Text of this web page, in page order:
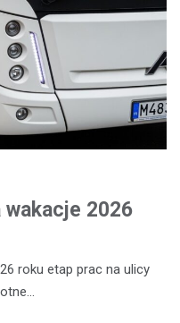
wakacje 2026
roku etap prac na ulicy